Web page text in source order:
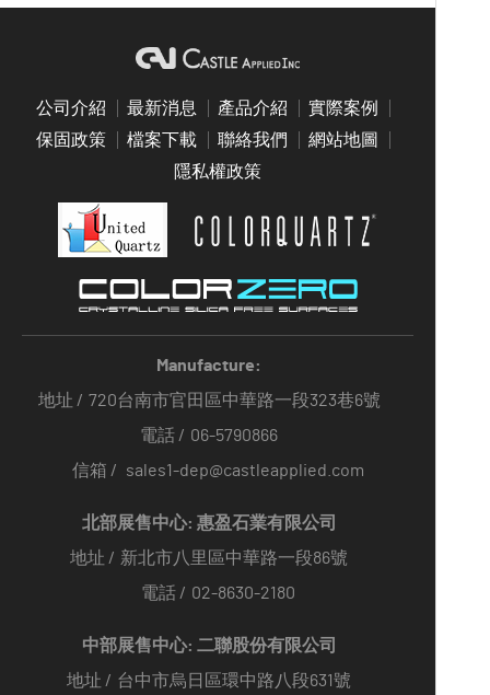
公司介紹 最新消息 產品介紹
實際案例
保固政策
檔案下載 聯絡我們
網站地圖
隱私權政策
Manufacture:
地址 / 720台南市官田區中華路一段323巷6號
電話 / 06-5790866
信箱 /
sales1-dep@castleapplied.com
北部展售中心: 惠盈石業有限公司
地址 / 新北市八里區中華路一段86號
電話 / 02-8630-2180
中部展售中心: 二聯股份有限公司
地址 / 台中市烏日區環中路八段631號